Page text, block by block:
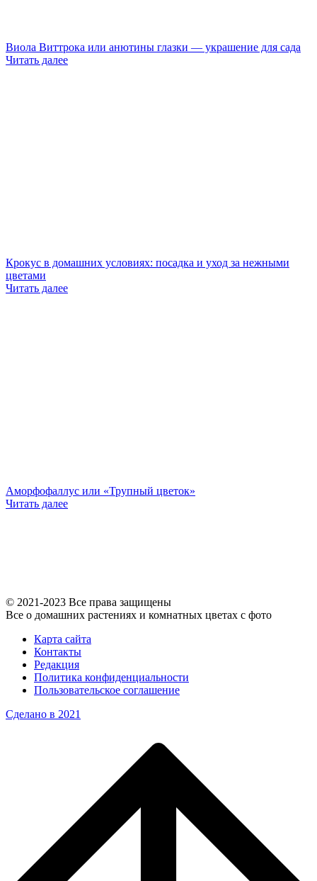
Виола Виттрока или анютины глазки — украшение для сада
Читать далее
Крокус в домашних условиях: посадка и уход за нежными
цветами
Читать далее
Аморфофаллус или «Трупный цветок»
Читать далее
© 2021-2023 Все права защищены
Все о домашних растениях и комнатных цветах с фото
Карта сайта
Контакты
Редакция
Политика конфиденциальности
Пользовательское соглашение
Сделано в 2021